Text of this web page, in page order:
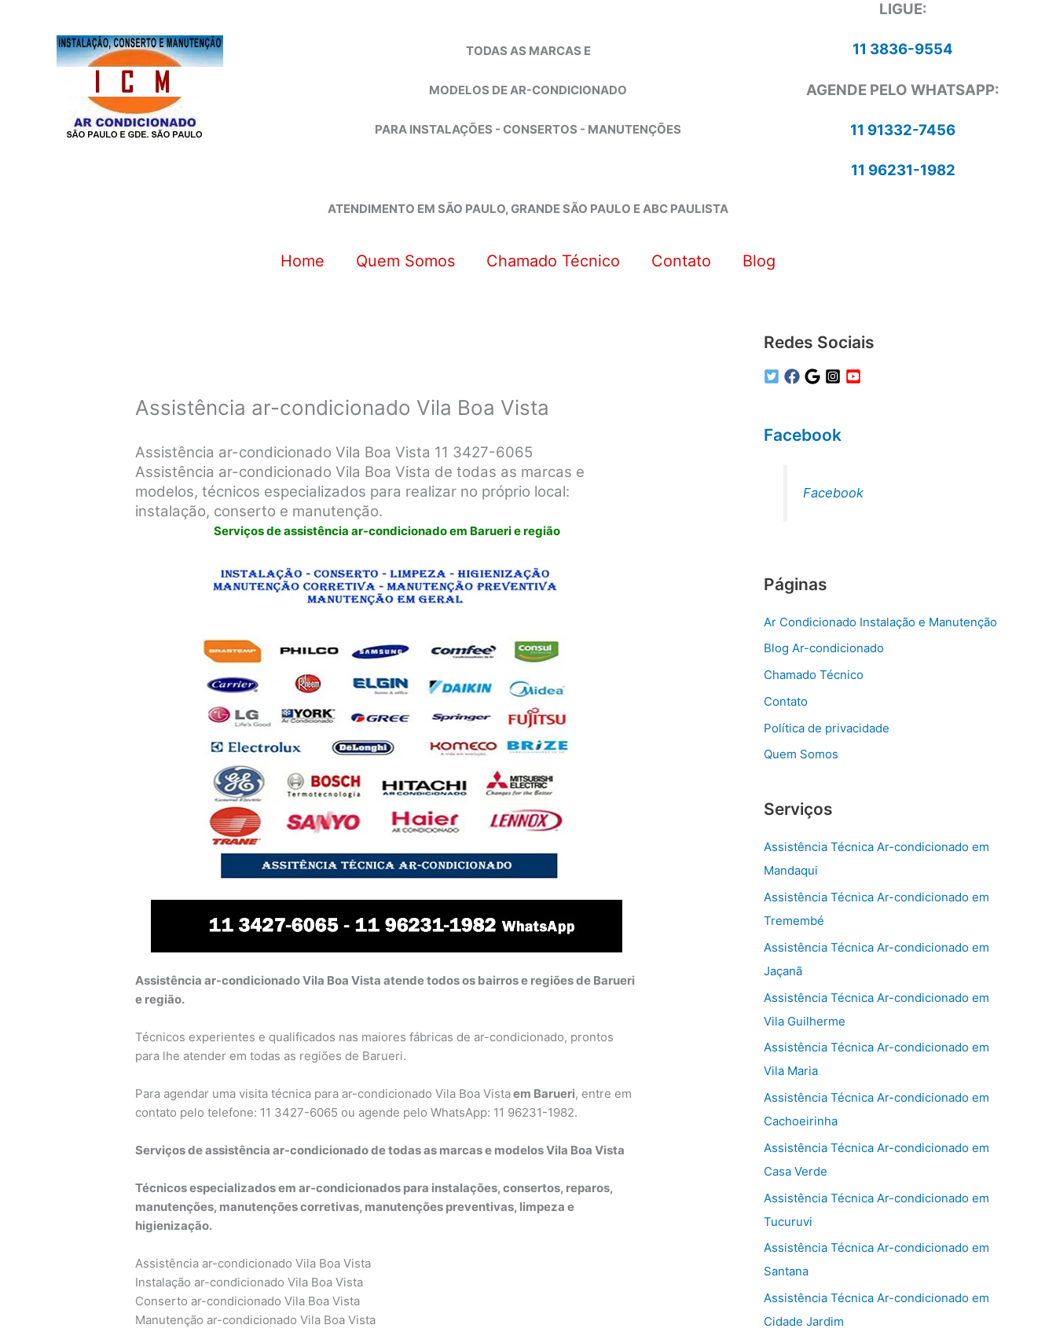
TODAS AS MARCAS E
MODELOS DE AR-CONDICIONADO
PARA INSTALAÇÕES - CONSERTOS - MANUTENÇÕES
LIGUE:
11 3836-9554
AGENDE PELO WHATSAPP:
11 91332-7456
11 96231-1982
ATENDIMENTO EM SÃO PAULO, GRANDE SÃO PAULO E ABC PAULISTA
Home Quem Somos Chamado Técnico Contato Blog
Assistência ar-condicionado Vila Boa Vista
Assistência ar-condicionado Vila Boa Vista 11 3427-6065
Assistência ar-condicionado Vila Boa Vista de todas as marcas e
modelos, técnicos especializados para realizar no próprio local:
instalação, conserto e manutenção.
Serviços de assistência ar-condicionado em Barueri e região
Assistência ar-condicionado Vila Boa Vista atende todos os bairros e regiões de Barueri
e região.
Técnicos experientes e qualificados nas maiores fábricas de ar-condicionado, prontos
para lhe atender em todas as regiões de Barueri.
Para agendar uma visita técnica para ar-condicionado Vila Boa Vistaem Barueri, entre em
contato pelo telefone: 11 3427-6065 ou agende pelo WhatsApp: 11 96231-1982.
Serviços de assistência ar-condicionado de todas as marcas e modelos Vila Boa Vista
Técnicos especializados em ar-condicionados para instalações, consertos, reparos,
manutenções, manutenções corretivas, manutenções preventivas, limpeza e
higienização.
Assistência ar-condicionado Vila Boa Vista
Instalação ar-condicionado Vila Boa Vista
Conserto ar-condicionado Vila Boa Vista
Manutenção ar-condicionado Vila Boa Vista
Redes Sociais
Facebook
Facebook
Páginas
Ar Condicionado Instalação e Manutenção
Blog Ar-condicionado
Chamado Técnico
Contato
Política de privacidade
Quem Somos
Serviços
Assistência Técnica Ar-condicionado em
Mandaqui
Assistência Técnica Ar-condicionado em
Tremembé
Assistência Técnica Ar-condicionado em
Jaçanã
Assistência Técnica Ar-condicionado em
Vila Guilherme
Assistência Técnica Ar-condicionado em
Vila Maria
Assistência Técnica Ar-condicionado em
Cachoeirinha
Assistência Técnica Ar-condicionado em
Casa Verde
Assistência Técnica Ar-condicionado em
Tucuruvi
Assistência Técnica Ar-condicionado em
Santana
Assistência Técnica Ar-condicionado em
Cidade Jardim